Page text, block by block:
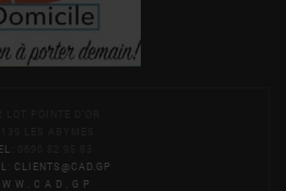
CLIENTS@CAD.GP